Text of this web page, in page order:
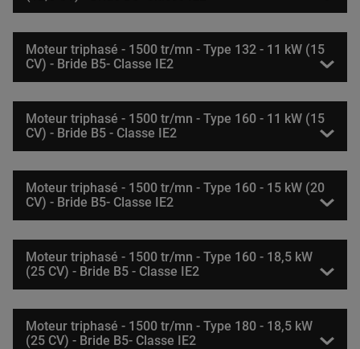
Moteur triphasé - 1500 tr/mn - Type 132 - 11 kW (15
CV) - Bride B5- Classe IE2
Moteur triphasé - 1500 tr/mn - Type 160 - 11 kW (15
CV) - Bride B5 - Classe IE2
Moteur triphasé - 1500 tr/mn - Type 160 - 15 kW (20
CV) - Bride B5- Classe IE2
Moteur triphasé - 1500 tr/mn - Type 160 - 18,5 kW
(25 CV) - Bride B5 - Classe IE2
Moteur triphasé - 1500 tr/mn - Type 180 - 18,5 kW
(25 CV) - Bride B5- Classe IE2